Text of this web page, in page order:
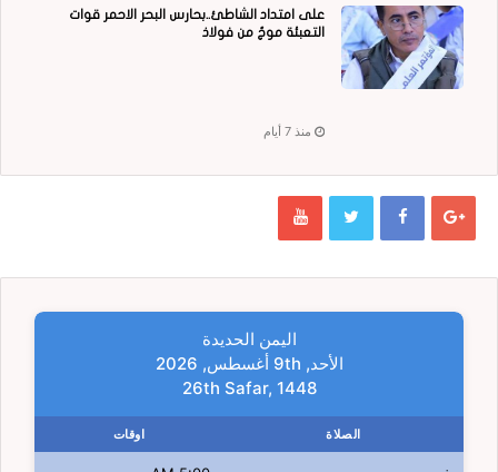
على امتداد الشاطئ..بحارس البحر الاحمر قوات
التعبئة موجٌ من فولاذ
منذ 7 أيام
اليمن الحديدة
الأحد, 9th أغسطس, 2026
26th Safar, 1448
الصلاة اوقات